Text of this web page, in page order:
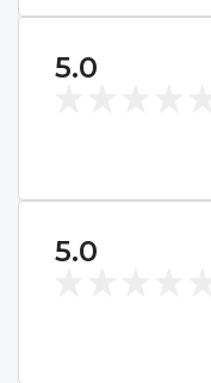
5.0
5.0